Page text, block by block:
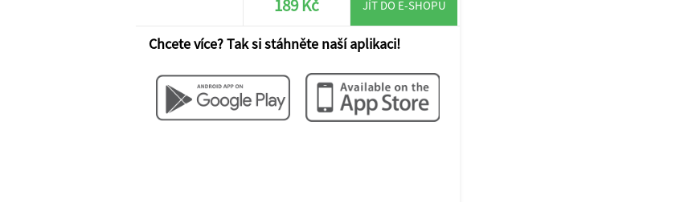
189 Kč JÍT DO E-SHOPU
Chcete více? Tak si stáhněte naší aplikaci!